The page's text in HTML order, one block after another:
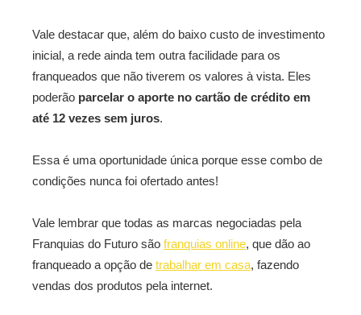
Vale destacar que, além do baixo custo de investimento
inicial, a rede ainda tem outra facilidade para os
franqueados que não tiverem os valores à vista. Eles
poderão parcelar o aporte no cartão de crédito em
até 12 vezes sem juros.
Essa é uma oportunidade única porque esse combo de
condições nunca foi ofertado antes!
Vale lembrar que todas as marcas negociadas pela
Franquias do Futuro são franquias online, que dão ao
franqueado a opção de trabalhar em casa, fazendo
vendas dos produtos pela internet.